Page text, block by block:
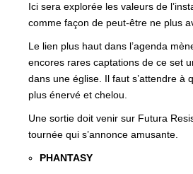
Ici sera explorée les valeurs de
comme façon de peut-être ne plus
Le lien plus haut dans l’agenda
encores rares captations de ce set
dans une église. Il faut s’attendre à
plus énervé et chelou.
Une sortie doit venir sur Futura
tournée qui s’annonce amusante.
PHANTASY